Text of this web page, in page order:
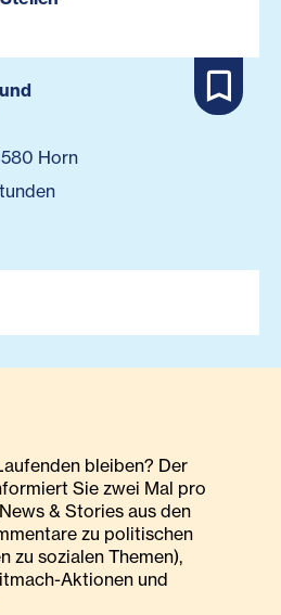
Horn
bleiben? Der
Sie zwei Mal pro
& Stories aus den
zu politischen
zu sozialen Themen),
Aktionen und